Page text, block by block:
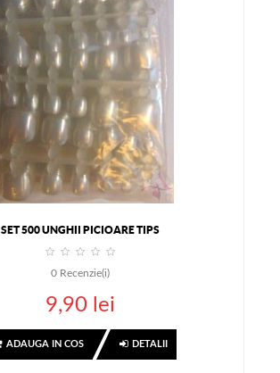
SET 500 UNGHII PICIOARE TIPS
0 Recenzie(i)
9,90 lei
ADAUGA IN COS DETALII